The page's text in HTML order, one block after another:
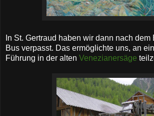
In St. Gertraud haben wir dann nach dem
Bus verpasst. Das ermöglichte uns, an
Führung in der alten Venezianersäge